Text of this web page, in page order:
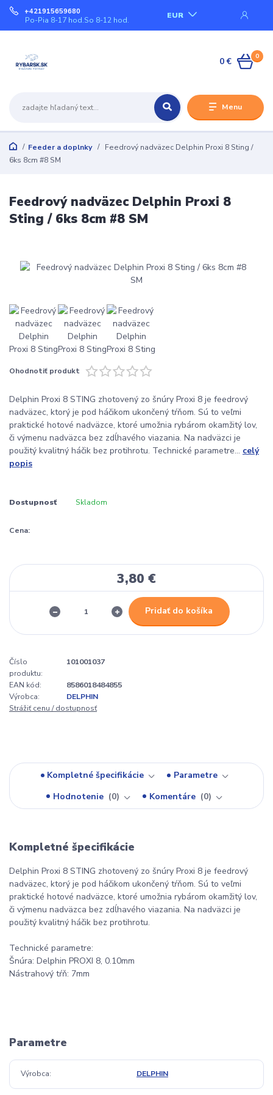
Menu
EUR
+421915659680
Po-Pia 8-17 hod.So 8-12 hod.
0
0 €
Feeder a doplnky
Feedrový nadväzec Delphin Proxi 8 Sting /
6ks 8cm #8 SM
Feedrový nadväzec Delphin Proxi 8
Sting / 6ks 8cm #8 SM
Ohodnotiť produkt
Delphin Proxi 8 STING zhotovený zo šnúry Proxi 8 je feedrový
nadväzec, ktorý je pod háčikom ukončený tŕňom. Sú to veľmi
praktické hotové nadväzce, ktoré umožnia rybárom okamžitý lov,
či výmenu nadväzca bez zdĺhavého viazania. Na nadväzci je
použitý kvalitný háčik bez protihrotu. Technické parametre... celý
popis
Dostupnosť Skladom
Cena:
3,80 €
Pridať do košíka
Číslo
produktu:
101001037
EAN kód:
8586018484855
Výrobca:
DELPHIN
Strážiť cenu / dostupnosť
Kompletné špecifikácie
Parametre
Hodnotenie
0 Komentáre 0
Kompletné špecifikácie
Delphin Proxi 8 STING zhotovený zo šnúry Proxi 8 je feedrový
nadväzec, ktorý je pod háčikom ukončený tŕňom. Sú to veľmi
praktické hotové nadväzce, ktoré umožnia rybárom okamžitý lov,
či výmenu nadväzca bez zdĺhavého viazania. Na nadväzci je
použitý kvalitný háčik bez protihrotu.
Technické parametre:
Šnúra: Delphin PROXI 8, 0.10mm
Nástrahový tŕň: 7mm
Parametre
Výrobca DELPHIN